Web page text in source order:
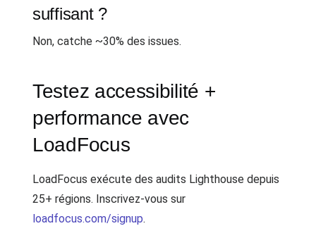
suffisant ?
Non, catche ~30% des issues.
Testez accessibilité +
performance avec
LoadFocus
LoadFocus exécute des audits Lighthouse depuis
25+ régions. Inscrivez-vous sur
loadfocus.com/signup.